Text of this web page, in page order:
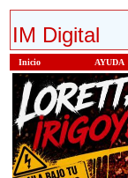
IM Digital
Inicio AYUDA